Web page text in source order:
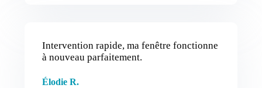
Intervention rapide, ma fenêtre fonctionne
à nouveau parfaitement.
Élodie R.